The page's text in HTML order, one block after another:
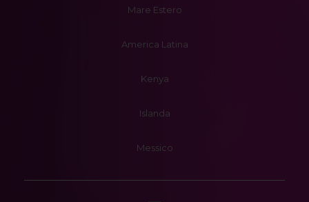
Mare Estero
America Latina
Kenya
Islanda
Messico